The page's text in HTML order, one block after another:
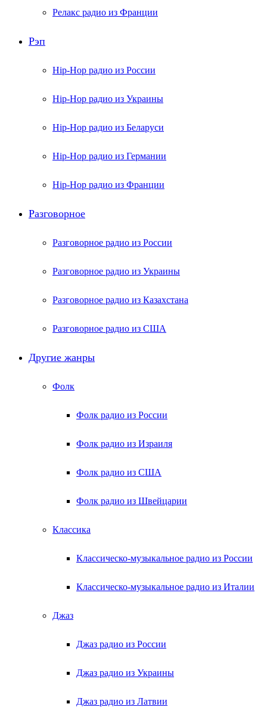
Релакс радио из Франции
Рэп
Hip-Hop радио из России
Hip-Hop радио из Украины
Hip-Hop радио из Беларуси
Hip-Hop радио из Германии
Hip-Hop радио из Франции
Разговорное
Разговорное радио из России
Разговорное радио из Украины
Разговорное радио из Казахстана
Разговорное радио из США
Другие жанры
Фолк
Фолк радио из России
Фолк радио из Израиля
Фолк радио из США
Фолк радио из Швейцарии
Классика
Классическо-музыкальное радио из России
Классическо-музыкальное радио из Италии
Джаз
Джаз радио из России
Джаз радио из Украины
Джаз радио из Латвии